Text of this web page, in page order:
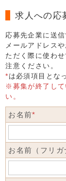
求人への応
応募先企業に送
メールアドレス
ただく際に使わ
注意ください。
*は必須項目とな
※募集が終了して
い。
お名前*
お名前（フリガ